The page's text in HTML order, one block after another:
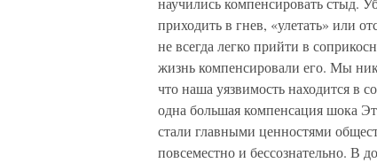
приходить в гнев, «улетать» или
не всегда легко прийти в
жизнь компенсировали его. Мы
что наша уязвимость находится в
одна большая компенсация шока
стали главными ценностями
повсеместно и бессознательно. В